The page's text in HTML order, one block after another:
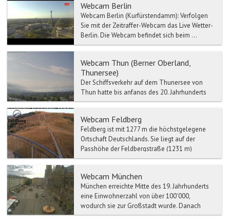
Webcam Berlin
Webcam Berlin (Kurfürstendamm): Verfolgen
Sie mit der Zeitraffer-Webcam das Live Wetter-
Berlin. Die Webcam befindet sich beim ...
Webcam Thun (Berner Oberland,
Thunersee)
Der Schiffsverkehr auf dem Thunersee von
Thun hatte bis anfangs des 20. Jahrhunderts
eine wichtige Funktion für den Personen- und
Webcam Feldberg
Feldberg ist mit 1277 m die höchstgelegene
Ortschaft Deutschlands. Sie liegt auf der
Passhöhe der Feldbergstraße (1231 m)
zwischen dem Wiesental im...
Webcam München
München erreichte Mitte des 19. Jahrhunderts
eine Einwohnerzahl von über 100'000,
wodurch sie zur Großstadt wurde. Danach
stieg die Einwohnerzahl w...